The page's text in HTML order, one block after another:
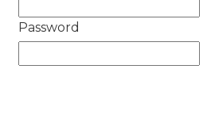
DATI
Password